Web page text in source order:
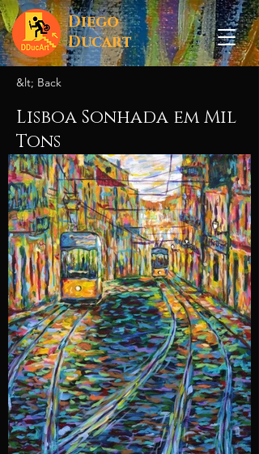
Diego
Ducart
&lt; Back
Lisboa Sonhada em Mil
Tons